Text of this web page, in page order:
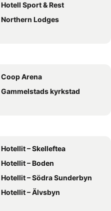
Hotell Sport & Rest
Northern Lodges
Coop Arena
Gammelstads kyrkstad
Hotellit – Skelleftea
Hotellit – Boden
Hotellit – Södra Sunderbyn
Hotellit – Älvsbyn